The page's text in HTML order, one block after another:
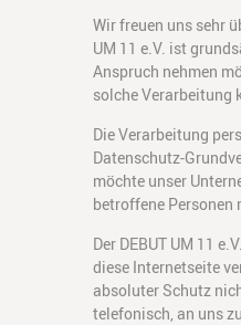
Wir freuen uns sehr
UM 11 e.V. ist
Anspruch nehmen
solche Verarbeitung
Die Verarbeitung
Datenschutz-
möchte unser
betroffene Personen
Der DEBUT UM 11
diese Internetseite
absoluter Schutz
telefonisch, an uns